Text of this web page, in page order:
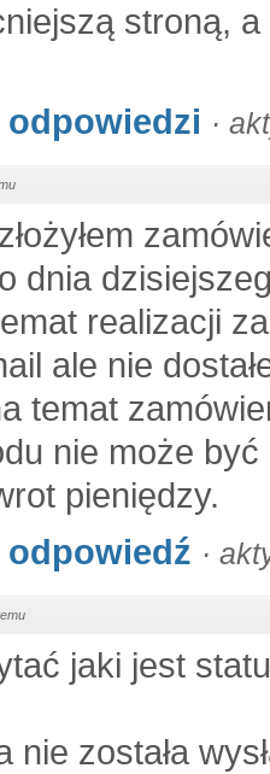
stroną,
odpowiedzi ·
dnia
realizacji
ale nie
temat
nie może
pieniędzy.
odpowiedź ·
jaki jest
nie została